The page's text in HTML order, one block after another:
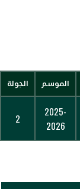
الموسم الجولة
2025-
2026
2